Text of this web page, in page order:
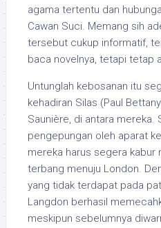
agama tertentu dan
Cawan Suci. Memang sih
tersebut cukup informatif,
baca novelnya, tetapi tetap
Untunglah kebosanan itu
kehadiran Silas (Paul
Saunière, di antara mereka.
pengepungan oleh aparat
mereka harus segera kabur
terbang menuju London.
yang tidak terdapat pada
Langdon berhasil
meskipun sebelumnya